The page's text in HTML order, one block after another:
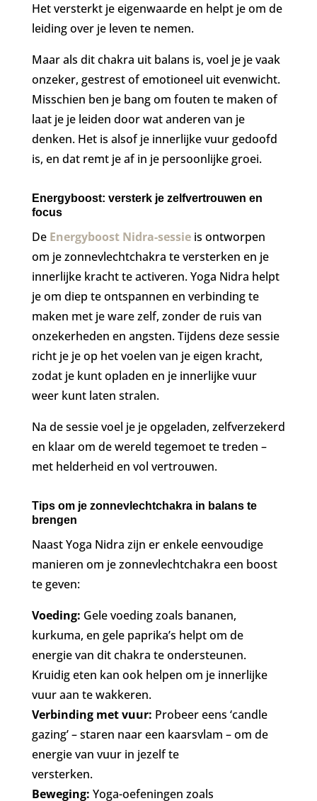
Het versterkt je eigenwaarde en helpt je om de
leiding over je leven te nemen.
Maar als dit chakra uit balans is, voel je je vaak
onzeker, gestrest of emotioneel uit evenwicht.
Misschien ben je bang om fouten te maken of
laat je je leiden door wat anderen van je
denken. Het is alsof je innerlijke vuur gedoofd
is, en dat remt je af in je persoonlijke groei.
Energyboost: versterk je zelfvertrouwen en
focus
De Energyboost Nidra-sessie is ontworpen
om je zonnevlechtchakra te versterken en je
innerlijke kracht te activeren. Yoga Nidra helpt
je om diep te ontspannen en verbinding te
maken met je ware zelf, zonder de ruis van
onzekerheden en angsten. Tijdens deze sessie
richt je je op het voelen van je eigen kracht,
zodat je kunt opladen en je innerlijke vuur
weer kunt laten stralen.
Na de sessie voel je je opgeladen, zelfverzekerd
en klaar om de wereld tegemoet te treden –
met helderheid en vol vertrouwen.
Tips om je zonnevlechtchakra in balans te
brengen
Naast Yoga Nidra zijn er enkele eenvoudige
manieren om je zonnevlechtchakra een boost
te geven:
Voeding: Gele voeding zoals bananen,
kurkuma, en gele paprika’s helpt om de
energie van dit chakra te ondersteunen.
Kruidig eten kan ook helpen om je innerlijke
vuur aan te wakkeren.
Verbinding met vuur: Probeer eens ‘candle
gazing’ – staren naar een kaarsvlam – om de
energie van vuur in jezelf te
versterken.
Beweging: Yoga-oefeningen zoals